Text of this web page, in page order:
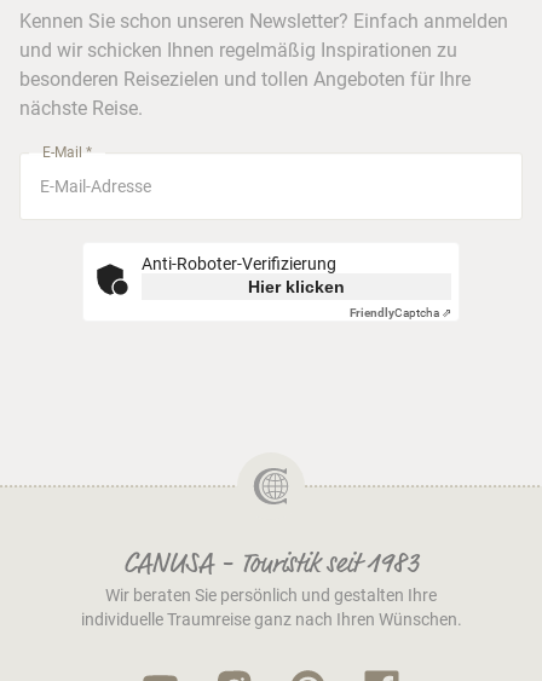
Barrierefreiheitserklärung
Kreuzfahrten
Busreisen
Frankfurt
Stuttgart
Kennen Sie schon unseren Newsletter? Einfach anmelden
und wir schicken Ihnen regelmäßig Inspirationen zu
besonderen Reisezielen und tollen Angeboten für Ihre
nächste Reise.
E-Mail *
Anti-Roboter-Verifizierung
Hier klicken
FriendlyCaptcha ⇗
CANUSA - Touristik seit 1983
Wir beraten Sie persönlich und gestalten Ihre
individuelle Traumreise ganz nach Ihren Wünschen.